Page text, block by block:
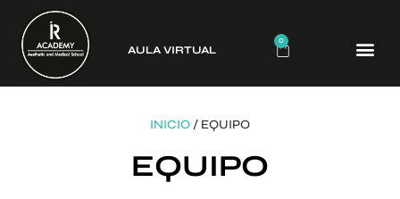
AULA VIRTUAL
0
INICIO / EQUIPO
EQUIPO